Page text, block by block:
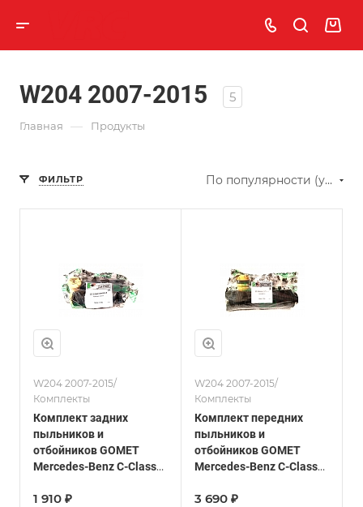
W204 2007-2015 5
Главная — Продукты
ФИЛЬТР По популярности (убывание)
W204 2007-2015/
Комплекты
Комплект задних
пыльников и
отбойников GOMET
Mercedes-Benz C-Class
1 910 ₽
W204 2007-2015/
Комплекты
Комплект передних
пыльников и
отбойников GOMET
Mercedes-Benz C-Class
3 690 ₽